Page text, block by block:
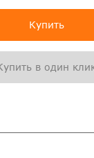
Купить
в один